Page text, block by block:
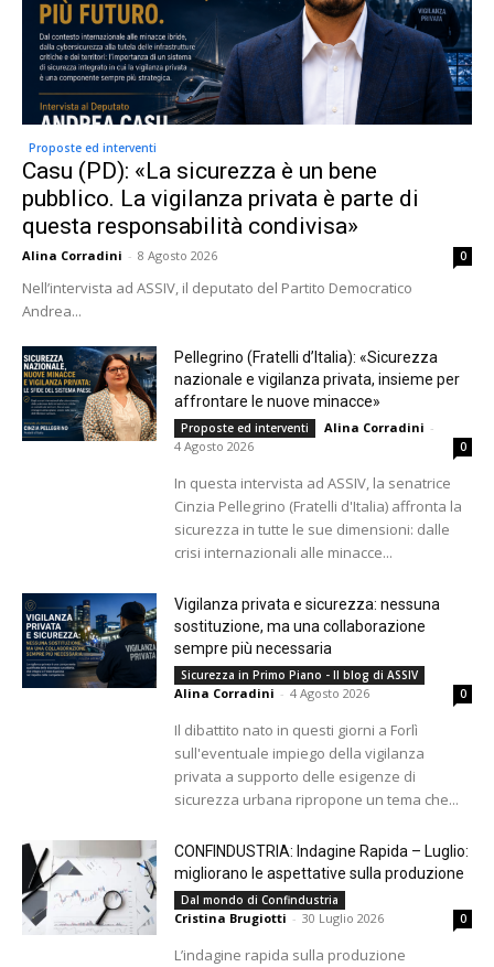
Proposte ed interventi
Casu (PD): «La sicurezza è un bene
pubblico. La vigilanza privata è parte di
questa responsabilità condivisa»
Alina Corradini - 8 Agosto 2026 0
Nell’intervista ad ASSIV, il deputato del Partito Democratico
Andrea...
Pellegrino (Fratelli d’Italia): «Sicurezza
nazionale e vigilanza privata, insieme per
affrontare le nuove minacce»
Proposte ed interventi Alina Corradini -
4 Agosto 2026
0
In questa intervista ad ASSIV, la senatrice
Cinzia Pellegrino (Fratelli d'Italia) affronta la
sicurezza in tutte le sue dimensioni: dalle
crisi internazionali alle minacce...
Vigilanza privata e sicurezza: nessuna
sostituzione, ma una collaborazione
sempre più necessaria
Sicurezza in Primo Piano - Il blog di ASSIV
Alina Corradini - 4 Agosto 2026 0
Il dibattito nato in questi giorni a Forlì
sull'eventuale impiego della vigilanza
privata a supporto delle esigenze di
sicurezza urbana ripropone un tema che...
CONFINDUSTRIA: Indagine Rapida – Luglio:
migliorano le aspettative sulla produzione
Dal mondo di Confindustria
Cristina Brugiotti - 30 Luglio 2026 0
L’indagine rapida sulla produzione